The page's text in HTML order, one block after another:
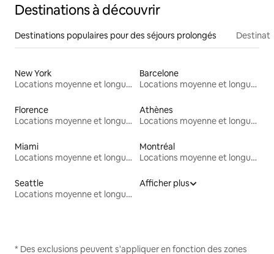
Destinations à découvrir
Destinations populaires pour des séjours prolongés
New York
Locations moyenne et longue durée
Barcelone
Locations moyenne et longue durée
Florence
Locations moyenne et longue durée
Athènes
Locations moyenne et longue durée
Miami
Locations moyenne et longue durée
Montréal
Locations moyenne et longue durée
Seattle
Locations moyenne et longue durée
Afficher plus
* Des exclusions peuvent s'appliquer en fonction des zones